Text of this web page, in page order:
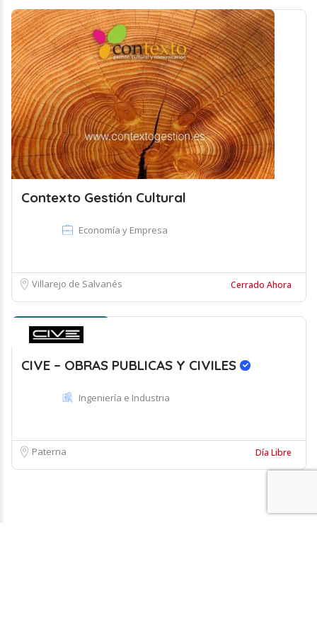
Contexto Gestión Cultural
Economía y Empresa
Villarejo de Salvanés Cerrado Ahora
CIVE – OBRAS PUBLICAS Y CIVILES
Ingeniería e Industria
Paterna Día Libre